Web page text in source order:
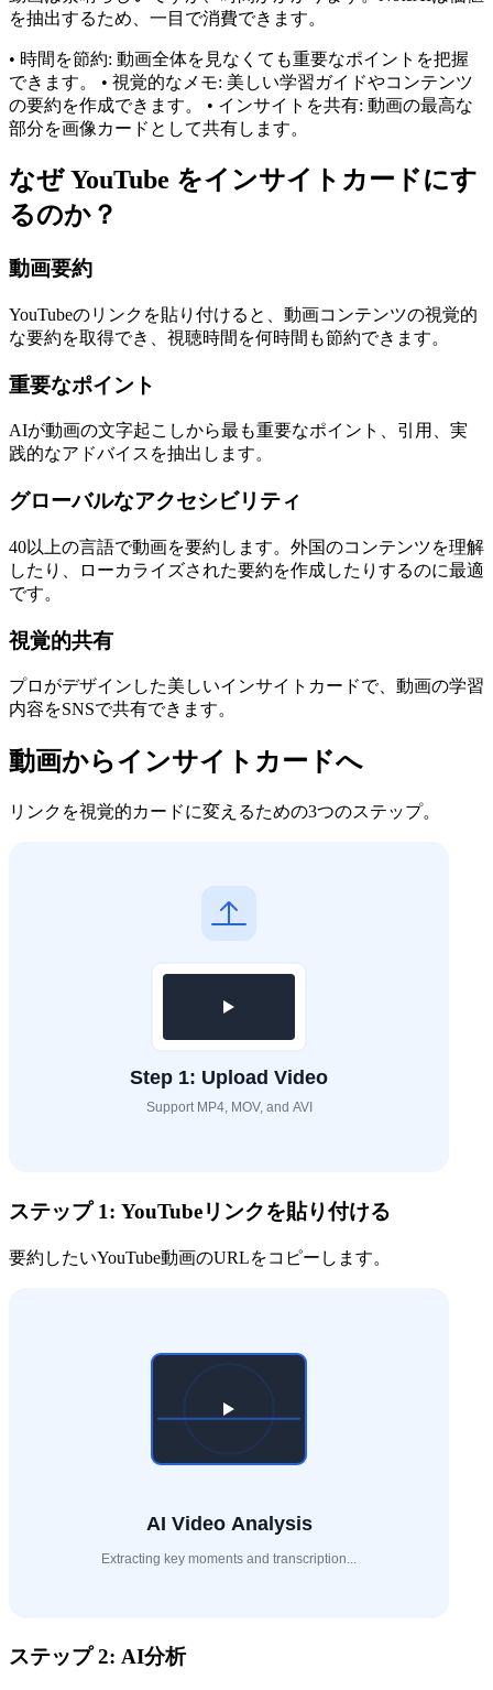
を抽出するため、一目で消費できます。
• 時間を節約: 動画全体を見なくても重要なポイントを把握
できます。 • 視覚的なメモ: 美しい学習ガイドやコンテンツ
の要約を作成できます。 • インサイトを共有: 動画の最高な
部分を画像カードとして共有します。
なぜ YouTube をインサイトカードにす
るのか？
動画要約
YouTubeのリンクを貼り付けると、動画コンテンツの視覚的
な要約を取得でき、視聴時間を何時間も節約できます。
重要なポイント
AIが動画の文字起こしから最も重要なポイント、引用、実
践的なアドバイスを抽出します。
グローバルなアクセシビリティ
40以上の言語で動画を要約します。外国のコンテンツを理解
したり、ローカライズされた要約を作成したりするのに最適
です。
視覚的共有
プロがデザインした美しいインサイトカードで、動画の学習
内容をSNSで共有できます。
動画からインサイトカードへ
リンクを視覚的カードに変えるための3つのステップ。
ステップ 1: YouTubeリンクを貼り付ける
要約したいYouTube動画のURLをコピーします。
ステップ 2: AI分析